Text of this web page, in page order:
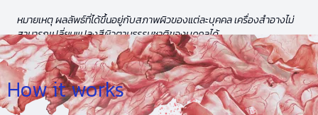
หมายเหตุ ผลลัพธ์ที่ได้ขึ้นอยู่กับสภาพผิวของแต่ละบุคคล เครื่องสำอางไม่
สามารถเปลี่ยนแปลงสีผิวตามธรรมชาติของบุคคลได้
How it works